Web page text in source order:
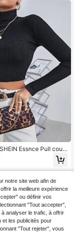
SHEIN Essnce Pull court
montant, manches long
automne hiver
notre site web afin de
la meilleure expérience
ou définir vos
"Tout accepter",
analyser le trafic, à offrir
et les publicités pour
"Tout rejeter", vous